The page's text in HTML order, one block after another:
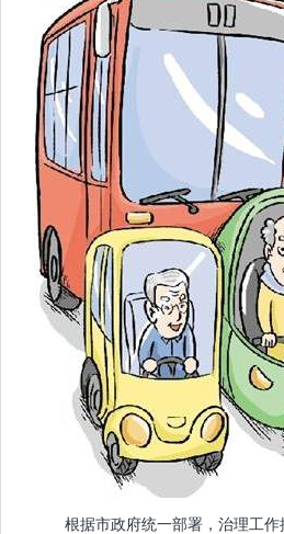
根据市政府统一部署，治理工作